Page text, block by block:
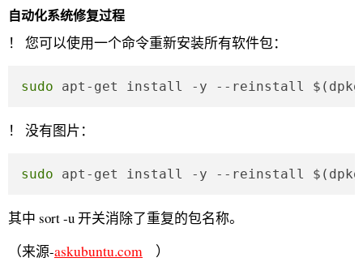
自动化系统修复过程
！ 您可以使用一个命令重新安装所有软件包：
sudo apt-get install -y --reinstall
！ 没有图片：
sudo apt-get install -y --reinstall
其中 sort -u 开关消除了重复的包名称。
（来源-askubuntu.com
）